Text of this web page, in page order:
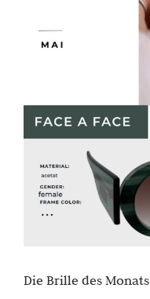
Die Brille des